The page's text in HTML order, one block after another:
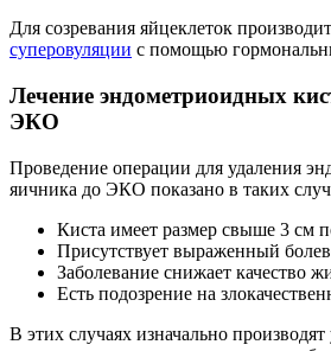
Для созревания яйцеклеток
суперовуляции с помощью
Лечение эндометриоидных
ЭКО
Проведение операции для удаления
яичника до ЭКО показано в таких
Киста имеет размер свыше 3 см
Присутствует выраженный
Заболевание снижает качество
Есть подозрение на
В этих случаях изначально